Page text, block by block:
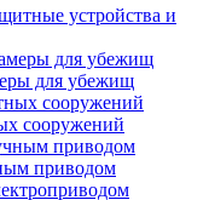
устройства и
для убежищ
сооружений
приводом